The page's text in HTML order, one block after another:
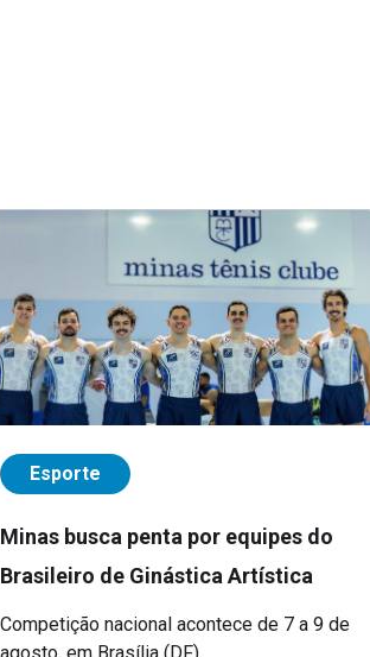
Esporte
Minas busca penta por equipes do
Brasileiro de Ginástica Artística
Competição nacional acontece de 7 a 9 de
agosto, em Brasília (DF)